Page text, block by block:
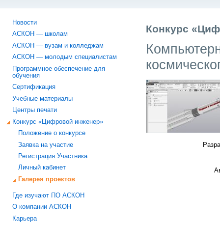
Новости
АСКОН — школам
АСКОН — вузам и колледжам
АСКОН — молодым специалистам
Программное обеспечение для
обучения
Сертификация
Учебные материалы
Центры печати
Конкурс «Цифровой инженер»
Положение о конкурсе
Заявка на участие
Регистрация Участника
Личный кабинет
Галерея проектов
Где изучают ПО АСКОН
О компании АСКОН
Карьера
Конкурс